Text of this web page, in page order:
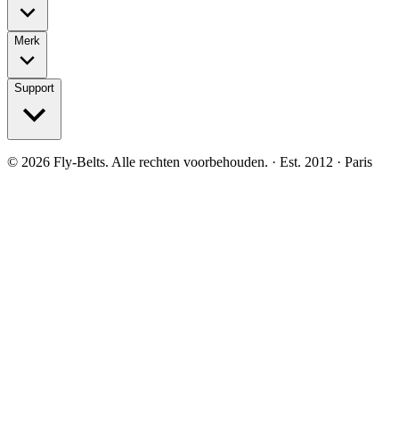
Merk
Support
© 2026 Fly-Belts. Alle rechten voorbehouden. · Est. 2012 · Paris